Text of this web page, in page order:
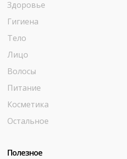
Здоровье
Гигиена
Тело
Лицо
Волосы
Питание
Косметика
Остальное
Полезное